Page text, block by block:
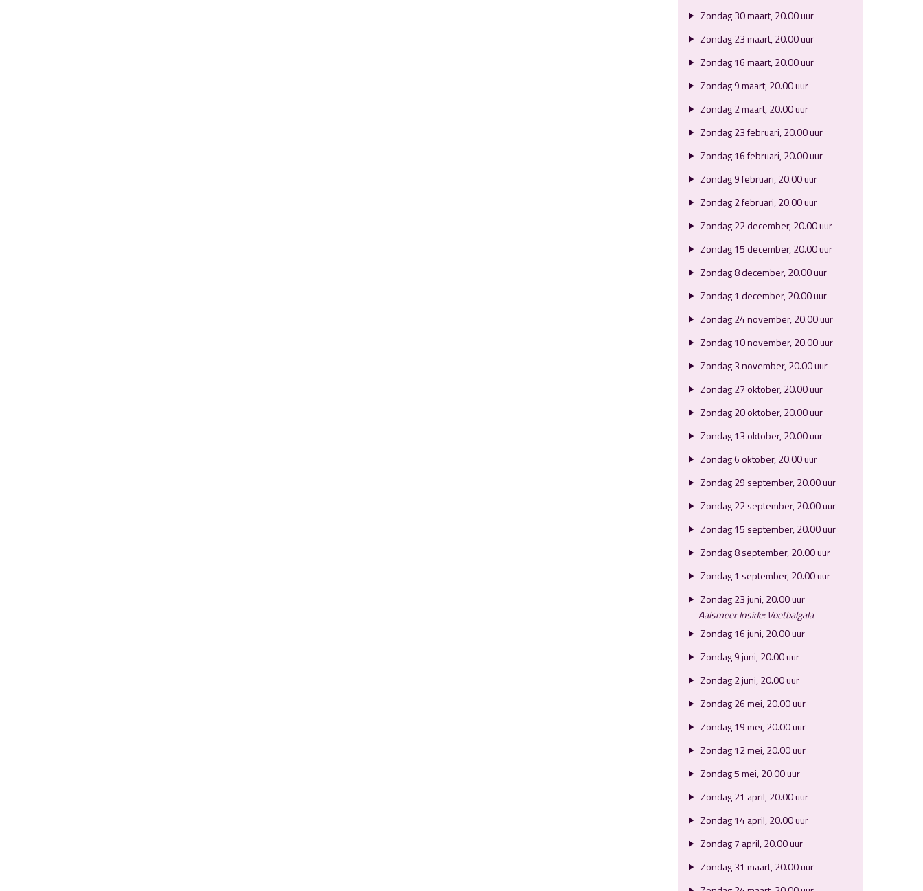
Zondag 30 maart, 20.00 uur
Zondag 23 maart, 20.00 uur
Zondag 16 maart, 20.00 uur
Zondag 9 maart, 20.00 uur
Zondag 2 maart, 20.00 uur
Zondag 23 februari, 20.00 uur
Zondag 16 februari, 20.00 uur
Zondag 9 februari, 20.00 uur
Zondag 2 februari, 20.00 uur
Zondag 22 december, 20.00 uur
Zondag 15 december, 20.00 uur
Zondag 8 december, 20.00 uur
Zondag 1 december, 20.00 uur
Zondag 24 november, 20.00 uur
Zondag 10 november, 20.00 uur
Zondag 3 november, 20.00 uur
Zondag 27 oktober, 20.00 uur
Zondag 20 oktober, 20.00 uur
Zondag 13 oktober, 20.00 uur
Zondag 6 oktober, 20.00 uur
Zondag 29 september, 20.00 uur
Zondag 22 september, 20.00 uur
Zondag 15 september, 20.00 uur
Zondag 8 september, 20.00 uur
Zondag 1 september, 20.00 uur
Zondag 23 juni, 20.00 uur
Aalsmeer Inside: Voetbalgala
Zondag 16 juni, 20.00 uur
Zondag 9 juni, 20.00 uur
Zondag 2 juni, 20.00 uur
Zondag 26 mei, 20.00 uur
Zondag 19 mei, 20.00 uur
Zondag 12 mei, 20.00 uur
Zondag 5 mei, 20.00 uur
Zondag 21 april, 20.00 uur
Zondag 14 april, 20.00 uur
Zondag 7 april, 20.00 uur
Zondag 31 maart, 20.00 uur